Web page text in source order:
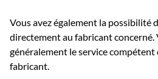
Vous avez également la possibilité
directement au fabricant concerné.
généralement le service compétent
fabricant.